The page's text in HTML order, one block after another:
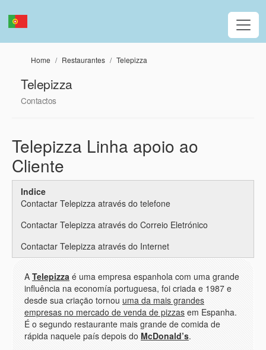
Home Restaurantes Telepizza
Telepizza
Contactos
Telepizza Linha apoio ao
Cliente
Indice
Contactar Telepizza através do telefone
Contactar Telepizza através do Correio Eletrónico
Contactar Telepizza através do Internet
A Telepizza é uma empresa espanhola com uma grande
influência na economía portuguesa, foi criada e 1987 e
desde sua criaçäo tornou uma da mais grandes
empresas no mercado de venda de pizzas em Espanha.
É o segundo restaurante mais grande de comida de
rápida naquele país depois do McDonald’s.